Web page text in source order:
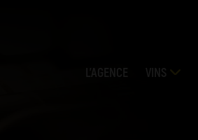
L’AGENCE VINS